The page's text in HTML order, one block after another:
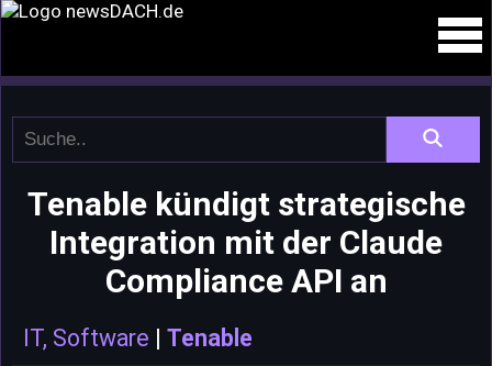
Tenable kündigt strategische
Integration mit der Claude
Compliance API an
IT, Software | Tenable